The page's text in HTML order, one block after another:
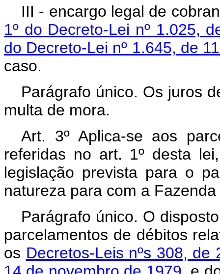
III - encargo legal de
1º do Decreto-Lei nº 1.025,
do Decreto-Lei nº 1.645, de
caso.
Parágrafo único. Os juros
multa de mora.
Art. 3º Aplica-se aos
referidas no art. 1º desta
legislação prevista para o
natureza para com a
Parágrafo único. O
parcelamentos de débitos
os Decretos-Leis nºs 308,